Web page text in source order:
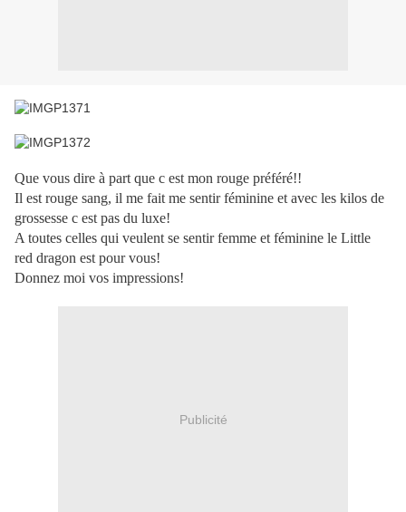
Que vous dire à part que c est mon rouge préféré!!
Il est rouge sang, il me fait me sentir féminine et avec les kilos de
grossesse c est pas du luxe!
A toutes celles qui veulent se sentir femme et féminine le Little
red dragon est pour vous!
Donnez moi vos impressions!
Publicité